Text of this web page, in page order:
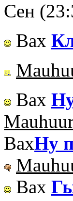
Сен
Вах
Вах
ВахНу
Вах